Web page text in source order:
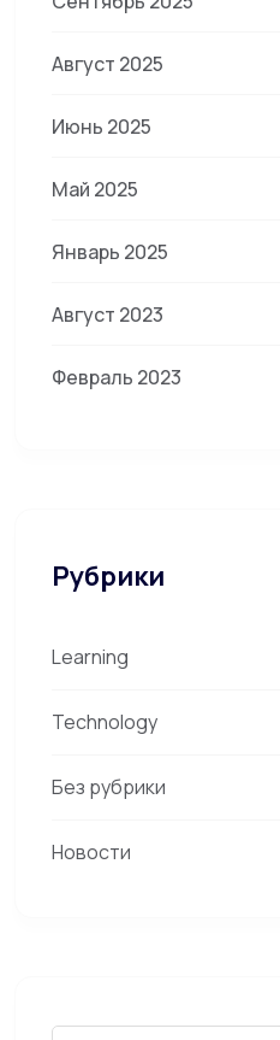
Август 2025
Июнь 2025
Май 2025
Январь 2025
Август 2023
Февраль 2023
Рубрики
Learning
Technology
Без рубрики
Новости